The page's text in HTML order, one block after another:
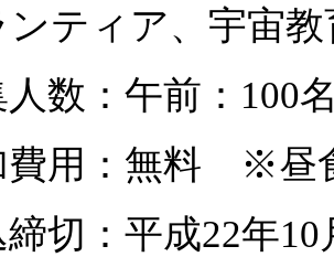
ンティア、宇宙
人数：午前：100
費用：無料 ※昼
締切：平成22年